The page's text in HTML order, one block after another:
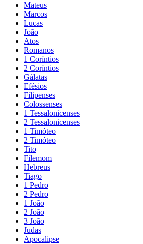
Mateus
Marcos
Lucas
João
Atos
Romanos
1 Coríntios
2 Coríntios
Gálatas
Efésios
Filipenses
Colossenses
1 Tessalonicenses
2 Tessalonicenses
1 Timóteo
2 Timóteo
Tito
Filemom
Hebreus
Tiago
1 Pedro
2 Pedro
1 João
2 João
3 João
Judas
Apocalipse